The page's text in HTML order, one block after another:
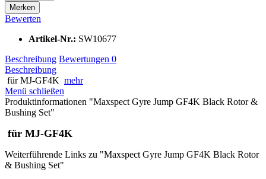
Merken
Bewerten
Artikel-Nr.: SW10677
Beschreibung Bewertungen 0
Beschreibung
für MJ-GF4K mehr
Menü schließen
Produktinformationen "Maxspect Gyre Jump GF4K Black Rotor &
Bushing Set"
für MJ-GF4K
Weiterführende Links zu "Maxspect Gyre Jump GF4K Black Rotor
& Bushing Set"